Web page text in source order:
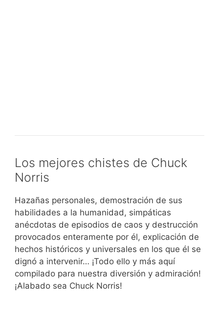
Los mejores chistes de Chuck
Norris
Hazañas personales, demostración de sus
habilidades a la humanidad, simpáticas
anécdotas de episodios de caos y destrucción
provocados enteramente por él, explicación de
hechos históricos y universales en los que él se
dignó a intervenir… ¡Todo ello y más aquí
compilado para nuestra diversión y admiración!
¡Alabado sea Chuck Norris!